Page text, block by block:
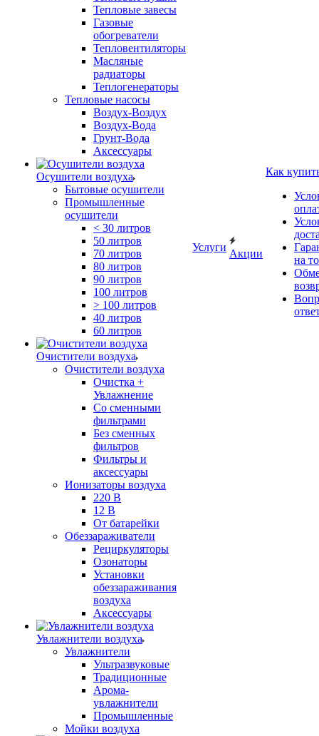
Тепловые завесы
Газовые
обогреватели
Тепловентиляторы
Масляные
радиаторы
Теплогенераторы
Тепловые насосы
Воздух-Воздух
Воздух-Вода
Грунт-Вода
Аксессуары
Осушители воздуха
Бытовые осушители
Промышленные
осушители
< 30 литров
50 литров
70 литров
80 литров
90 литров
100 литров
> 100 литров
40 литров
60 литров
Очистители воздуха
Очистители воздуха
Очистка +
Увлажнение
Cо сменными
фильтрами
Без сменных
фильтров
Фильтры и
аксессуары
Ионизаторы воздуха
220 В
12 В
От батарейки
Обеззараживатели
Рециркуляторы
Озонаторы
Установки
обеззараживания
воздуха
Аксессуары
Увлажнители воздуха
Увлажнители
Ультразвуковые
Традиционные
Арома-
увлажнители
Промышленные
Мойки воздуха
Услуги
Акции
Как
на